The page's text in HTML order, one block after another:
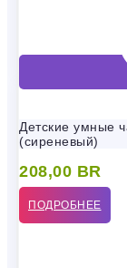
Детские умные
(сиреневый)
208,00 BR
ПОДРОБНЕЕ